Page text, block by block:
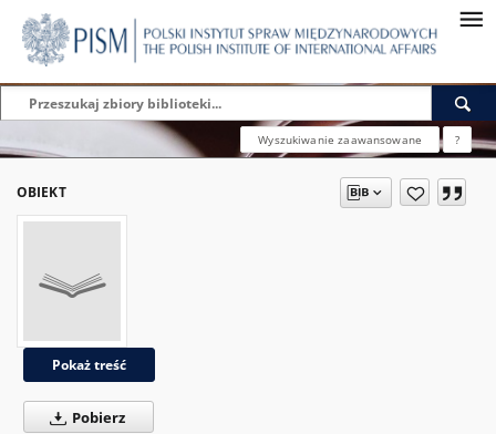
Wyszukiwanie zaawansowane ?
OBIEKT
Pokaż treść
Pobierz